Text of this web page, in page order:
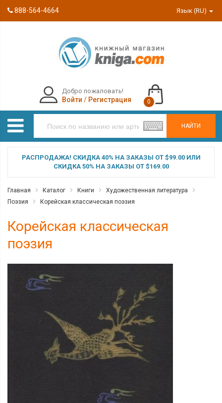
888-564-4664 Язык (RU)
НАЙТИ
Добро пожаловать!
Войти / Регистрация 0
РАСПРОДАЖА! СКИДКА 40% НА ЗАКАЗЫ ОТ $99.00 ИЛИ
СКИДКА 50% НА ЗАКАЗЫ ОТ $169.00
Главная Каталог Книги
Художественная литература
Поэзия
Корейская классическая поэзия
Корейская классическая
поэзия